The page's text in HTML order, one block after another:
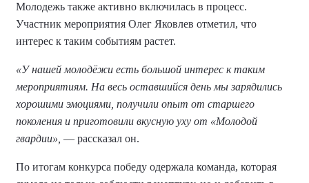
Молодежь также активно включилась в процесс.
Участник мероприятия Олег Яковлев отметил, что
интерес к таким событиям растет.
«У нашей молодёжи есть большой интерес к таким
мероприятиям. На весь оставшийся день мы зарядились
хорошими эмоциями, получили опыт от старшего
поколения и приготовили вкусную уху от «Молодой
гвардии», — рассказал он.
По итогам конкурса победу одержала команда, которая